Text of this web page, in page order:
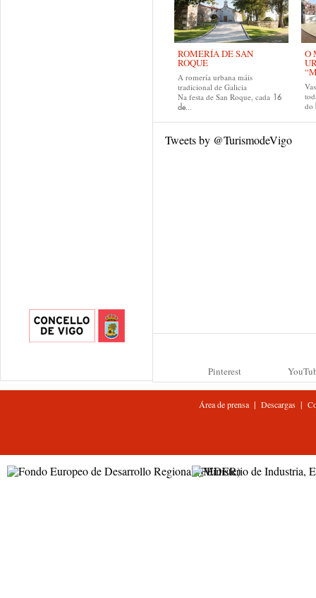
ROMERÍA DE SAN
ROQUE
A romería urbana máis
tradicional de Galicia
Na festa de San Roque, cada 16
de...
O
do
Tweets by @TurismodeVigo
Pinterest
Área de prensa| Descargas|